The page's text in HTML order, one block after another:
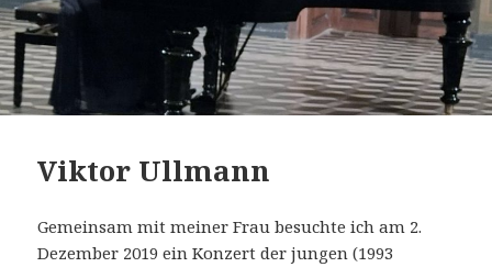
Viktor Ullmann
Gemeinsam mit meiner Frau besuchte ich am 2.
Dezember 2019 ein Konzert der jungen (1993